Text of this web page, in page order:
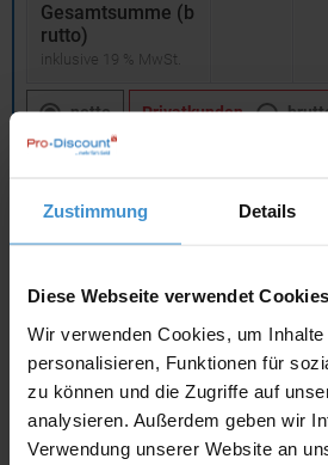
Zustimmung Details
Diese Webseite verwendet Cookies
Wir verwenden Cookies, um
personalisieren, Funktionen für
zu können und die Zugriffe auf
analysieren. Außerdem geben wir
Verwendung unserer Website an
Gesamtsumme (b
rutto)
inklusive 19 % MwSt.
netto Privatkunden
Individuelle Anfrage
Lieferzeiten
Artikel mit Werbeanbringung: ca.